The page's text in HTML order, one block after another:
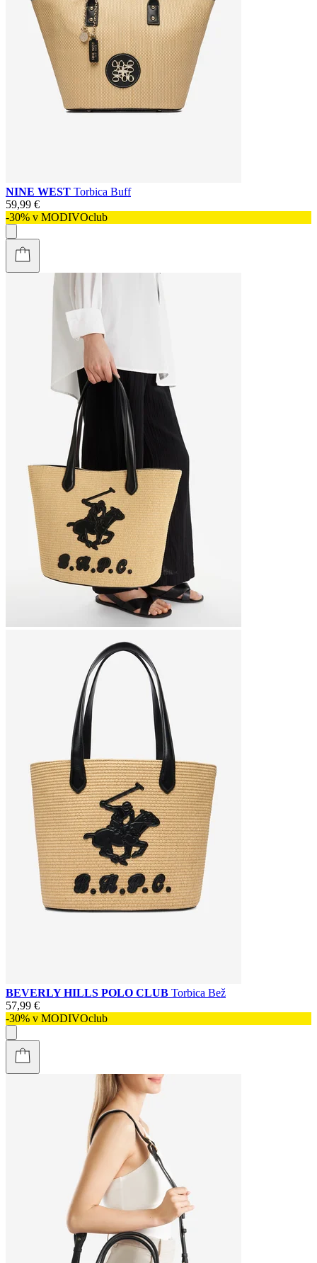
NINE WEST Torbica Buff
59,99 €
-30% v MODIVOclub
BEVERLY HILLS POLO CLUB Torbica Bež
57,99 €
-30% v MODIVOclub